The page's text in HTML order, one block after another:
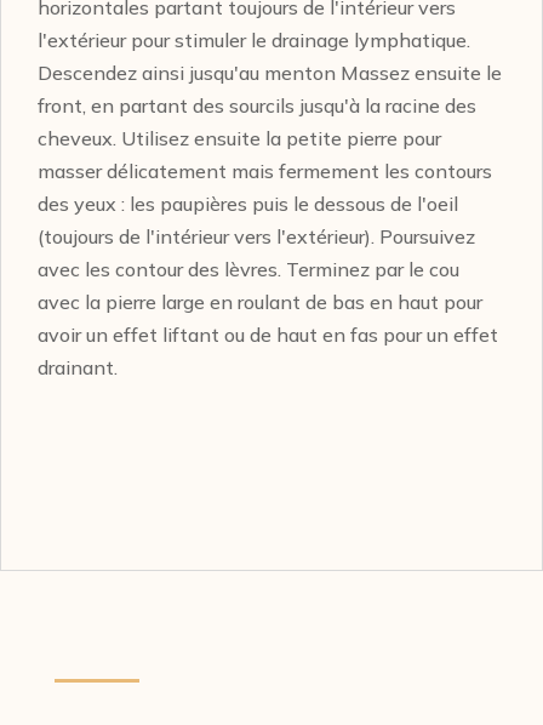
horizontales partant toujours de l'intérieur vers
l'extérieur pour stimuler le drainage lymphatique.
Descendez ainsi jusqu'au menton Massez ensuite le
front, en partant des sourcils jusqu'à la racine des
cheveux. Utilisez ensuite la petite pierre pour
masser délicatement mais fermement les contours
des yeux : les paupières puis le dessous de l'oeil
(toujours de l'intérieur vers l'extérieur). Poursuivez
avec les contour des lèvres. Terminez par le cou
avec la pierre large en roulant de bas en haut pour
avoir un effet liftant ou de haut en fas pour un effet
drainant.